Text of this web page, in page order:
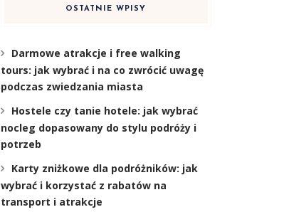
OSTATNIE WPISY
Darmowe atrakcje i free walking
tours: jak wybrać i na co zwrócić uwagę
podczas zwiedzania miasta
Hostele czy tanie hotele: jak wybrać
nocleg dopasowany do stylu podróży i
potrzeb
Karty zniżkowe dla podróżników: jak
wybrać i korzystać z rabatów na
transport i atrakcje